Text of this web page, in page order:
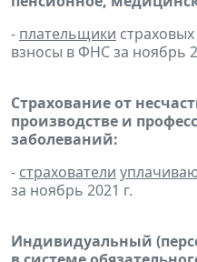
- плательщики
взносы в ФНС за ноябрь
Страхование от
производстве и
заболеваний:
- страхователи
за ноябрь 2021 г.
Индивидуальный